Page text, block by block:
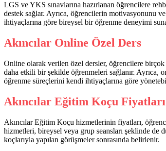
LGS ve YKS sınavlarına hazırlanan öğrencilere
destek sağlar. Ayrıca, öğrencilerin motivasyonunu
ihtiyaçlarına göre bireysel bir öğrenme deneyimi
Akıncılar Online Özel Ders
Online olarak verilen özel dersler, öğrencilere
daha etkili bir şekilde öğrenmeleri sağlanır. Ayrıca,
öğrenme süreçlerini kendi ihtiyaçlarına göre
Akıncılar Eğitim Koçu Fiyatları
Akıncılar Eğitim Koçu hizmetlerinin fiyatları,
hizmetleri, bireysel veya grup seansları şeklinde
koçlarıyla yapılan görüşmeler sonrasında belirlenir.